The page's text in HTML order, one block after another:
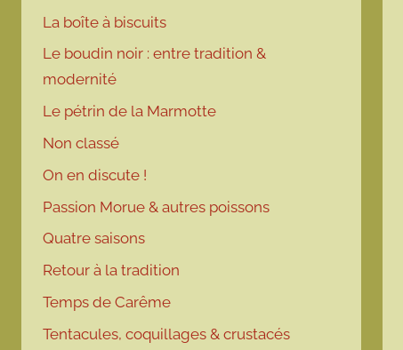
La boîte à biscuits
Le boudin noir : entre tradition &
modernité
Le pétrin de la Marmotte
Non classé
On en discute !
Passion Morue & autres poissons
Quatre saisons
Retour à la tradition
Temps de Carême
Tentacules, coquillages & crustacés